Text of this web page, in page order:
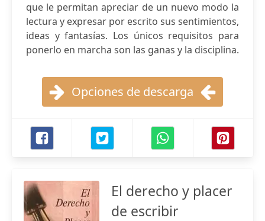
que le permitan apreciar de un nuevo modo la
lectura y expresar por escrito sus sentimientos,
ideas y fantasías. Los únicos requisitos para
ponerlo en marcha son las ganas y la disciplina.
Opciones de descarga
El derecho y placer
de escribir